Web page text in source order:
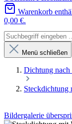
Warenkorb
0,00 €.
Menü schließen
Dichtung nach
Steckdichtung
Bildergalerie